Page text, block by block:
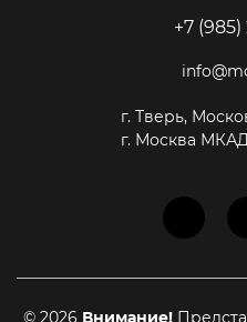
+7 (985)
г. Тверь,
г. Москва
© 2026 Внимание!